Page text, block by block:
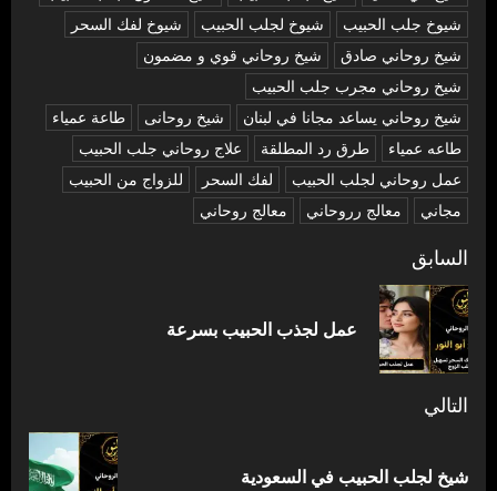
شيوخ جلب الحبيب
شيوخ لجلب الحبيب
شيوخ لفك السحر
شیخ روحاني صادق
شیخ روحاني قوي و مضمون
شیخ روحاني مجرب جلب الحبيب
شیخ روحاني يساعد مجانا في لبنان
شیخ روحانی
طاعة عمياء
طاعه عمياء
طرق رد المطلقة
علاج روحاني جلب الحبيب
عمل روحاني لجلب الحبيب
لفك السحر
للزواج من الحبيب
مجاني
معالج رروحاني معالج روحاني
تصفّح
المقالات
السابق
عمل لجذب الحبيب بسرعة
التالي
المقالة
شيخ لجلب الحبيب في السعودية